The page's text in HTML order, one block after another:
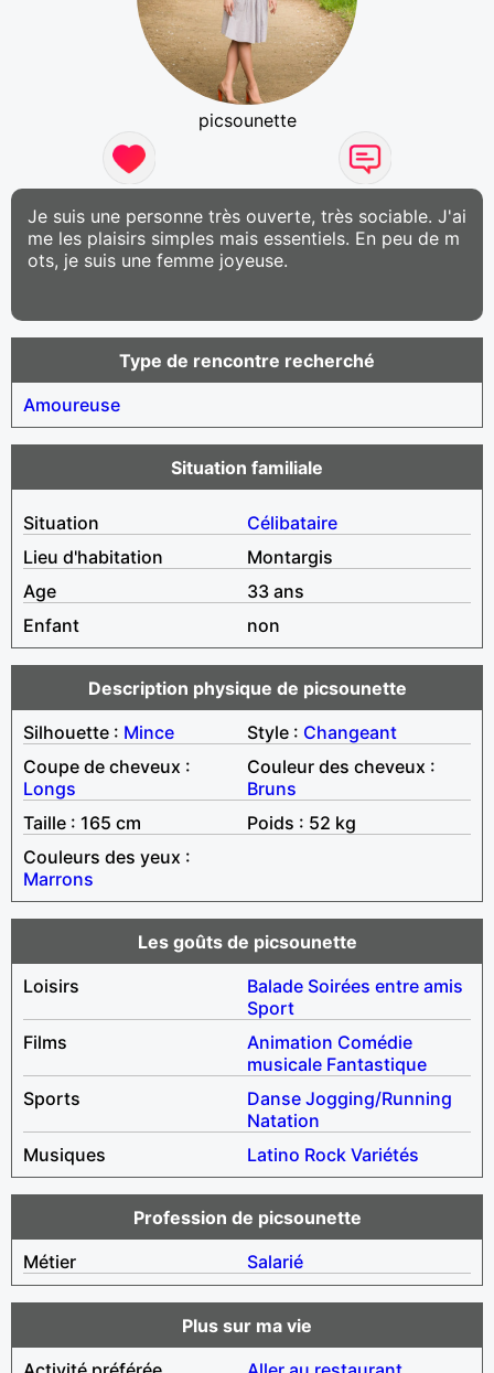
picsounette
Je suis une personne très ouverte, très sociable. J'ai
me les plaisirs simples mais essentiels. En peu de m
ots, je suis une femme joyeuse.
Type de rencontre recherché
Amoureuse
Situation familiale
Situation
Célibataire
Lieu d'habitation
Montargis
Age
33 ans
Enfant
non
Description physique de picsounette
Silhouette : Mince Style : Changeant
Coupe de cheveux :
Longs
Couleur des cheveux :
Bruns
Taille : 165 cm
Poids : 52 kg
Couleurs des yeux :
Marrons
Les goûts de picsounette
Loisirs
Balade Soirées entre amis
Sport
Films
Animation Comédie
musicale Fantastique
Sports
Danse Jogging/Running
Natation
Musiques
Latino Rock Variétés
Profession de picsounette
Métier
Salarié
Plus sur ma vie